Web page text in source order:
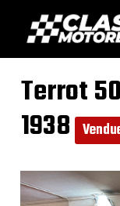
main
contentTerrot
1938